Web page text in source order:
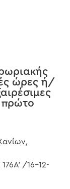
ώρες ή/
πρώτο
/16-12-